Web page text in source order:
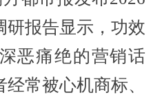
研报告显示，功效
恶痛绝的营销话
常被心机商标、